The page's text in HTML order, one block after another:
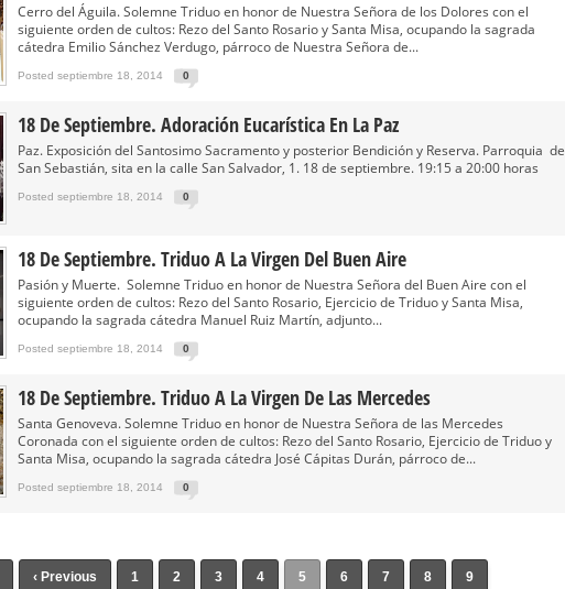
Cerro del Águila. Solemne Triduo en honor de Nuestra Señora de los Dolores con el
siguiente orden de cultos: Rezo del Santo Rosario y Santa Misa, ocupando la sagrada
cátedra Emilio Sánchez Verdugo, párroco de Nuestra Señora de...
Posted septiembre 18, 2014 0
18 De Septiembre. Adoración Eucarística En La Paz
Paz. Exposición del Santosimo Sacramento y posterior Bendición y Reserva. Parroquia de
San Sebastián, sita en la calle San Salvador, 1. 18 de septiembre. 19:15 a 20:00 horas
Posted septiembre 18, 2014 0
18 De Septiembre. Triduo A La Virgen Del Buen Aire
Pasión y Muerte. Solemne Triduo en honor de Nuestra Señora del Buen Aire con el
siguiente orden de cultos: Rezo del Santo Rosario, Ejercicio de Triduo y Santa Misa,
ocupando la sagrada cátedra Manuel Ruiz Martín, adjunto...
Posted septiembre 18, 2014 0
18 De Septiembre. Triduo A La Virgen De Las Mercedes
Santa Genoveva. Solemne Triduo en honor de Nuestra Señora de las Mercedes
Coronada con el siguiente orden de cultos: Rezo del Santo Rosario, Ejercicio de Triduo y
Santa Misa, ocupando la sagrada cátedra José Cápitas Durán, párroco de...
Posted septiembre 18, 2014 0
‹ Previous 1 2 3 4 5 6 7 8 9